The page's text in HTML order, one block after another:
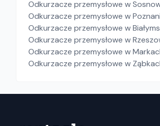
Odkurzacze przemysłowe w
Odkurzacze przemysłowe w
Odkurzacze przemysłowe w
Odkurzacze przemysłowe w
Odkurzacze przemysłowe w
Odkurzacze przemysłowe w